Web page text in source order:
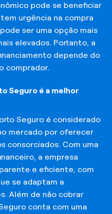
pode se beneficiar
urgência na compra
ser uma opção mais
elevados. Portanto, a
depende do
comprador.
Seguro é a melhor
Seguro é considerado
mercado por oferecer
consorciados. Com uma
a empresa
e eficiente, com
se adaptam a
Além de não cobrar
conta com uma